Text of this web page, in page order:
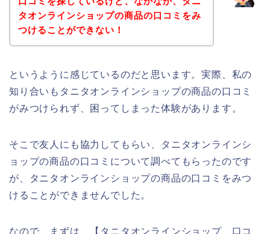
タオンラインショップの商品の口コミをみ
つけることができない！
というように感じているのだと思います。実際、私の
知り合いもタニタオンラインショップの商品の口コミ
がみつけられず、困ってしまった体験があります。
そこで友人にも協力してもらい、タニタオンラインシ
ョップの商品の口コミについて調べてもらったのです
が、タニタオンラインショップの商品の口コミをみつ
けることができませんでした。
なので、まずは、【タニタオンラインショップ 口コ